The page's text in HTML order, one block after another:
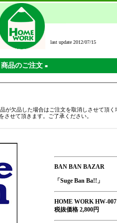
last update 2012/07/15
商品のご注文 ■
BAN BAN BAZAR
「Suge Ban Ba!!」
HOME WORK HW-007
税抜価格 2,800円